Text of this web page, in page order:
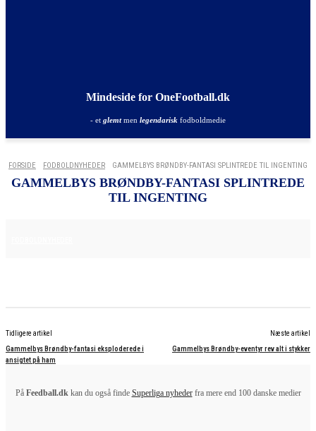
Mindeside for OneFootball.dk
- et glemtmen legendarisk fodboldmedie
FORSIDE FODBOLDNYHEDER GAMMELBYS BRØNDBY-FANTASI SPLINTREDE TIL INGENTING
GAMMELBYS BRØNDBY-FANTASI SPLINTREDE
TIL INGENTING
Tidligere artikel
Gammelbys Brøndby-fantasi eksploderede i
ansigtet på ham
Næste artikel
Gammelbys Brøndby-eventyr rev alt i stykker
På Feedball.dkkan du også finde Superliga nyhederfra mere end 100 danske medier